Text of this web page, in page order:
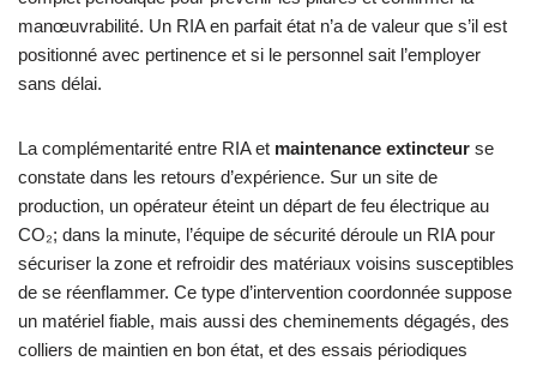
manœuvrabilité. Un RIA en parfait état n’a de valeur que s’il est
positionné avec pertinence et si le personnel sait l’employer
sans délai.
La complémentarité entre RIA et maintenance extincteur se
constate dans les retours d’expérience. Sur un site de
production, un opérateur éteint un départ de feu électrique au
CO₂; dans la minute, l’équipe de sécurité déroule un RIA pour
sécuriser la zone et refroidir des matériaux voisins susceptibles
de se réenflammer. Ce type d’intervention coordonnée suppose
un matériel fiable, mais aussi des cheminements dégagés, des
colliers de maintien en bon état, et des essais périodiques